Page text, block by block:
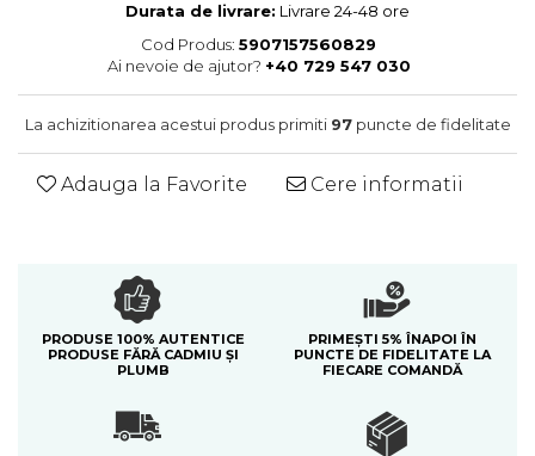
Colectia Blue Spring
Durata de livrare: Livrare 24-48 ore
Cod Produs: 5907157560829
Ai nevoie de ajutor? +40 729 547 030
La achizitionarea acestui produs primiti 97puncte de fidelitate
Adauga la Favorite Cere informatii
PRODUSE 100% AUTENTICE
PRODUSE FĂRĂ CADMIU ȘI
PLUMB
PRIMEȘTI 5% ÎNAPOI ÎN
PUNCTE DE FIDELITATE LA
FIECARE COMANDĂ